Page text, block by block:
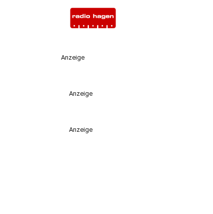
Anzeige
Anzeige
Anzeige